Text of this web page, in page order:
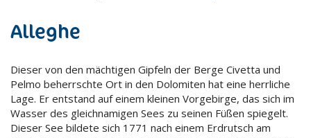
Alleghe
Dieser von den mächtigen Gipfeln der Berge Civetta und
Pelmo beherrschte Ort in den Dolomiten hat eine herrliche
Lage. Er entstand auf einem kleinen Vorgebirge, das sich im
Wasser des gleichnamigen Sees zu seinen Füßen spiegelt.
Dieser See bildete sich 1771 nach einem Erdrutsch am